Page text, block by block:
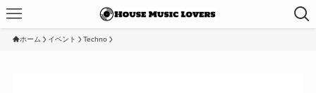
ホーム イベント Techno